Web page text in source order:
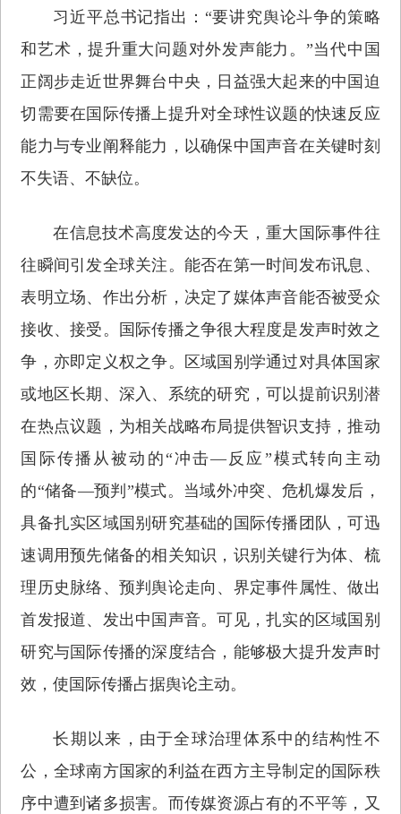
习近平总书记指出：“要讲究舆论斗争的策略
和艺术，提升重大问题对外发声能力。”当代中国
正阔步走近世界舞台中央，日益强大起来的中国迫
切需要在国际传播上提升对全球性议题的快速反应
能力与专业阐释能力，以确保中国声音在关键时刻
不失语、不缺位。
在信息技术高度发达的今天，重大国际事件往
往瞬间引发全球关注。能否在第一时间发布讯息、
表明立场、作出分析，决定了媒体声音能否被受众
接收、接受。国际传播之争很大程度是发声时效之
争，亦即定义权之争。区域国别学通过对具体国家
或地区长期、深入、系统的研究，可以提前识别潜
在热点议题，为相关战略布局提供智识支持，推动
国际传播从被动的“冲击—反应”模式转向主动
的“储备—预判”模式。当域外冲突、危机爆发后，
具备扎实区域国别研究基础的国际传播团队，可迅
速调用预先储备的相关知识，识别关键行为体、梳
理历史脉络、预判舆论走向、界定事件属性、做出
首发报道、发出中国声音。可见，扎实的区域国别
研究与国际传播的深度结合，能够极大提升发声时
效，使国际传播占据舆论主动。
长期以来，由于全球治理体系中的结构性不
公，全球南方国家的利益在西方主导制定的国际秩
序中遭到诸多损害。而传媒资源占有的不平等，又